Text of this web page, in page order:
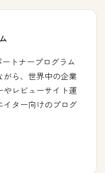
トナープログラム
ら、世界中の企業
レビューサイト運
イター向けのプログ